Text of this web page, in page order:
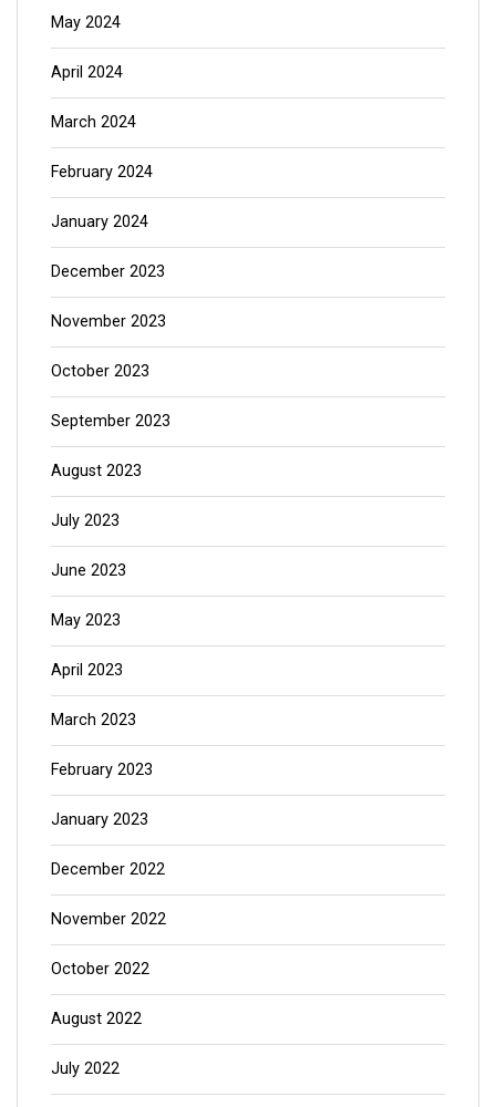
May 2024
April 2024
March 2024
February 2024
January 2024
December 2023
November 2023
October 2023
September 2023
August 2023
July 2023
June 2023
May 2023
April 2023
March 2023
February 2023
January 2023
December 2022
November 2022
October 2022
August 2022
July 2022